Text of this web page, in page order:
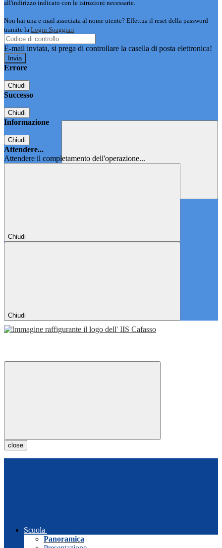
all'indirizzo indicato con le istruzioni necessarie.
Non hai una e-mail associata al nome utente? Effettua il reset della password
tramite la Login Spaggiari
E-mail inviata, si prega di controllare la casella di posta elettronica!
Errore
Chiudi
Successo
Chiudi
Informazione
Chiudi
Attendere...
Attendere il completamento dell'operazione...
Chiudi
Chiudi
close
Scuola
Panoramica